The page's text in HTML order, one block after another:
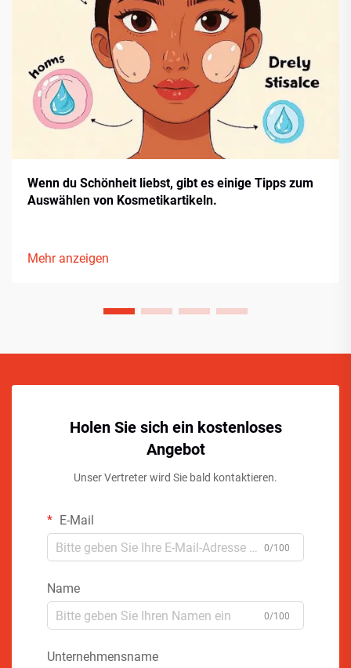
Wenn du Schönheit liebst, gibt es einige Tipps zum
Auswählen von Kosmetikartikeln.
Mehr anzeigen
Holen Sie sich ein kostenloses
Angebot
Unser Vertreter wird Sie bald kontaktieren.
E-Mail
0/100
Name
0/100
Unternehmensname